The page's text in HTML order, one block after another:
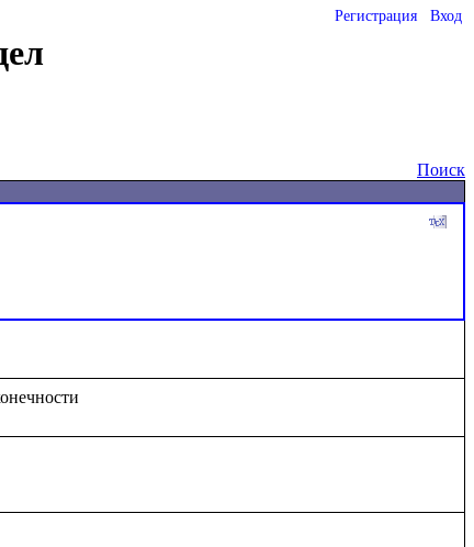
Регистрация Вход
Поиск